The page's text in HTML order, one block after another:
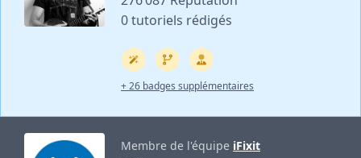
0 tutoriels rédigés
+ 26 badges supplémentaires
Membre de l'équipe iFixit